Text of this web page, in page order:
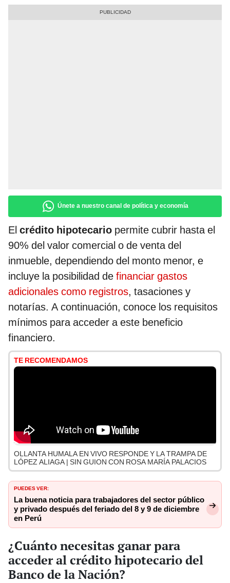
Únete a nuestro canal de política y economía
El crédito hipotecario permite cubrir hasta el
90% del valor comercial o de venta del
inmueble, dependiendo del monto menor, e
incluye la posibilidad de financiar gastos
adicionales como registros, tasaciones y
notarías. A continuación, conoce los requisitos
mínimos para acceder a este beneficio
financiero.
TE RECOMENDAMOS
OLLANTA HUMALA EN VIVO RESPONDE Y LA TRAMPA DE
LÓPEZ ALIAGA | SIN GUION CON ROSA MARÍA PALACIOS
PUEDES VER:
La buena noticia para trabajadores del sector público
y privado después del feriado del 8 y 9 de diciembre
en Perú
¿Cuánto necesitas ganar para
acceder al crédito hipotecario del
Banco de la Nación?